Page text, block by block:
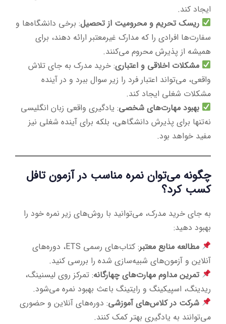
ایجاد کند.
ریسک تحریم و محرومیت از تحصیل: برخی دانشگاه‌ها و
سفارت‌ها افرادی را که مدارک غیرمعتبر ارائه دهند، برای
همیشه از پذیرش محروم می‌کنند.
مشکلات اخلاقی و اعتباری: خرید مدرک به جای تلاش
واقعی، می‌تواند اعتبار فرد را زیر سوال ببرد و در آینده
مشکلات شغلی ایجاد کند.
بهبود مهارت‌های شخصی: یادگیری واقعی زبان انگلیسی
نه‌تنها برای پذیرش دانشگاهی، بلکه برای آینده شغلی نیز
مفید خواهد بود.
چگونه می‌توان نمره مناسب در آزمون تافل
کسب کرد؟
به جای خرید مدرک، می‌توانید با روش‌های زیر نمره خود را
بهبود دهید:
مطالعه منابع معتبر
: کتاب‌های رسمی ETS، دوره‌های
آنلاین و آزمون‌های شبیه‌سازی شده را بررسی کنید.
تمرین مداوم مهارت‌های چهارگانه: تمرکز روی لیسنینگ،
ریدینگ، اسپیکینگ و رایتینگ باعث بهبود نمره می‌شود.
شرکت در کلاس‌های آموزشی: دوره‌های آنلاین و حضوری
می‌توانند به یادگیری بهتر کمک کنند.